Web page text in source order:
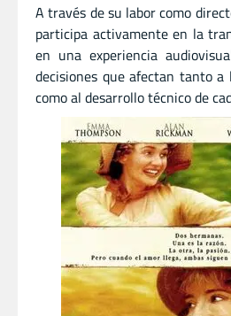
A través de su labor como
participa activamente en la
en una experiencia
decisiones que afectan tanto
como al desarrollo técnico de